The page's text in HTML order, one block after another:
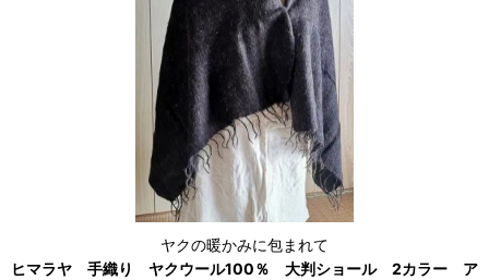
ヤクの暖かみに包まれて
ヒマラヤ 手織り ヤクウール100％ 大判ショール 2カラー ア